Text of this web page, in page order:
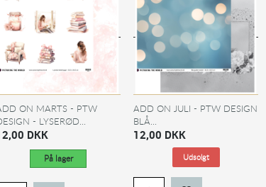
ON MARTS - PTW
- LYSERØD...
DKK
På lager
ADD ON JULI - PTW DESIGN
BLÅ...
12,00 DKK
Udsolgt